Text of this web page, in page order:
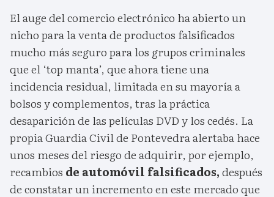
El auge del comercio electrónico ha abierto un
nicho para la venta de productos falsificados
mucho más seguro para los grupos criminales
que el ‘top manta’, que ahora tiene una
incidencia residual, limitada en su mayoría a
bolsos y complementos, tras la práctica
desaparición de las películas DVD y los cedés. La
propia Guardia Civil de Pontevedra alertaba hace
unos meses del riesgo de adquirir, por ejemplo,
recambios de automóvil falsificados,después
de constatar un incremento en este mercado que